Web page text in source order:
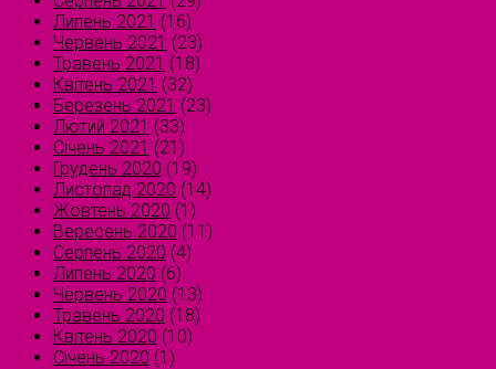
Липень 2021 (16)
Червень 2021 (23)
Травень 2021 (18)
Квітень 2021 (32)
Березень 2021 (23)
Лютий 2021 (33)
Січень 2021 (21)
Грудень 2020 (19)
Листопад 2020 (14)
Жовтень 2020 (1)
Вересень 2020 (11)
Серпень 2020 (4)
Липень 2020 (6)
Червень 2020 (13)
Травень 2020 (18)
Квітень 2020 (10)
Січень 2020 (1)